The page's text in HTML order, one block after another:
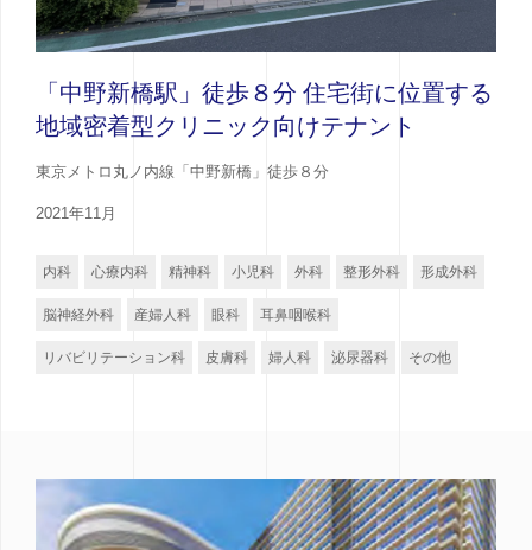
「中野新橋駅」徒歩８分 住宅街に位置する
地域密着型クリニック向けテナント
東京メトロ丸ノ内線「中野新橋」徒歩８分
2021年11月
内科 心療内科 精神科 小児科 外科 整形外科 形成外科
脳神経外科 産婦人科 眼科 耳鼻咽喉科
リバビリテーション科 皮膚科 婦人科 泌尿器科 その他